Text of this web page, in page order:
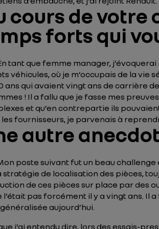
cours de votre
forts qui
tant que femme manager,
véhicules, où je m’occupais de la vie
ans qui avaient vingt ans de carrière
! Il a fallu que je fasse mes
et qu’en contrepartie ils
fournisseurs, je parvenais à
autre
poste suivant fut un beau
stratégie de localisation des pièces,
de ces pièces sur place par des
l’était pas forcément il y a vingt ans.
généralisée aujourd’hui.
j’ai entendu dire, lors des essais-